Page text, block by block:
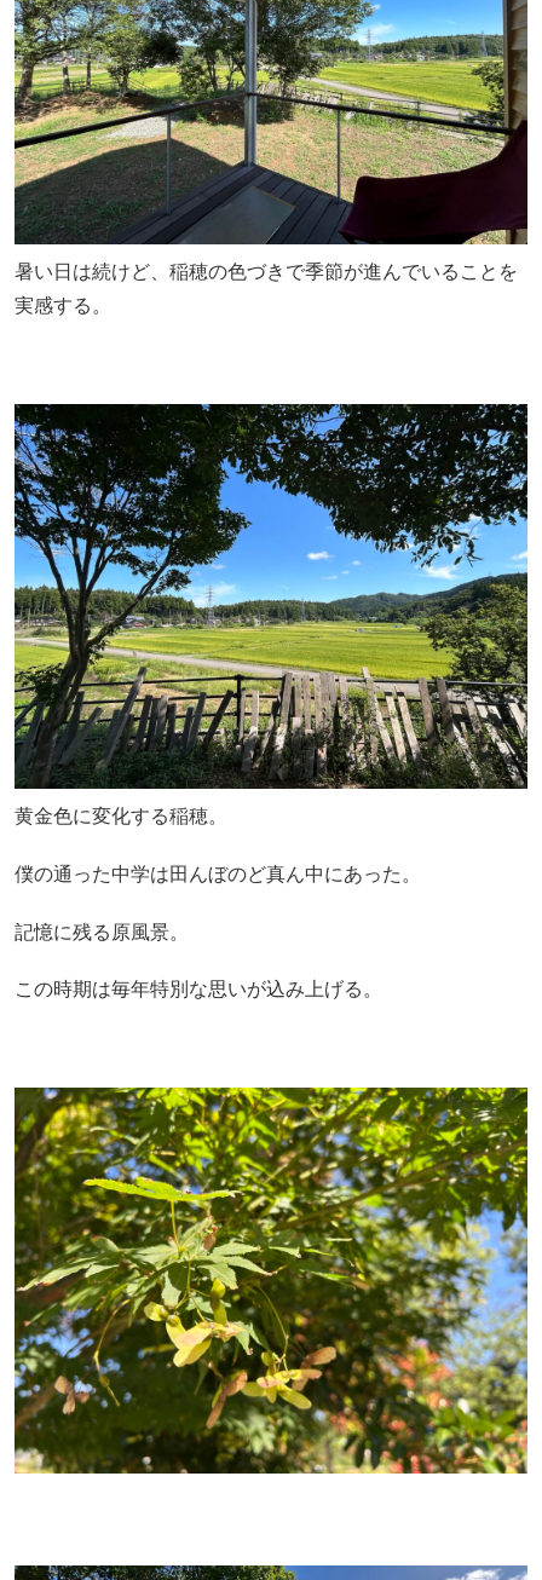
暑い日は続けど、稲穂の色づきで季節が進んでいることを
実感する。
黄金色に変化する稲穂。
僕の通った中学は田んぼのど真ん中にあった。
記憶に残る原風景。
この時期は毎年特別な思いが込み上げる。